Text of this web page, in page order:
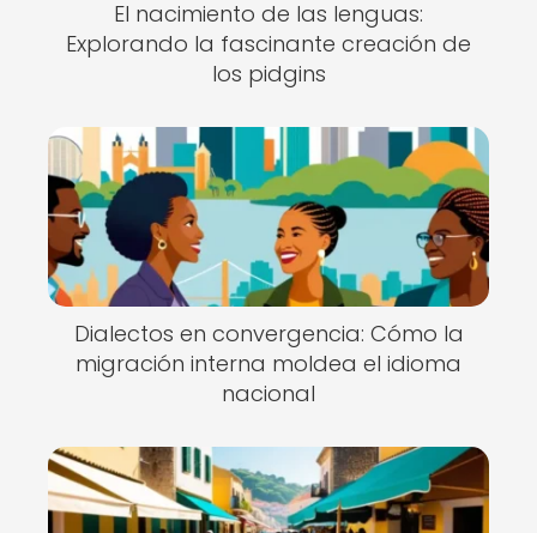
El nacimiento de las lenguas:
Explorando la fascinante creación de
los pidgins
Dialectos en convergencia: Cómo la
migración interna moldea el idioma
nacional